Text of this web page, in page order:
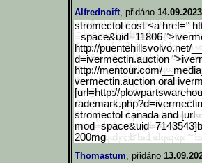
Alfrednoift, přidáno
stromectol cost <a href="
=space&uid=11806
http://puentehillsvolvo.net/__
d=ivermectin.auction
http://mentour.com/__medi
vermectin.auction oral
[url=http://plowpartsware
stromectol canada and
200mg
Thomastum, přidáno